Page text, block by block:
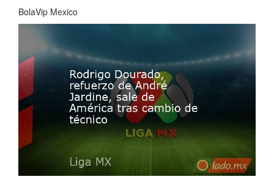
BolaVip Mexico